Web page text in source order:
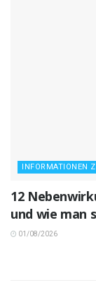
INFORMATIONEN
12
und wie man
01/08/2026